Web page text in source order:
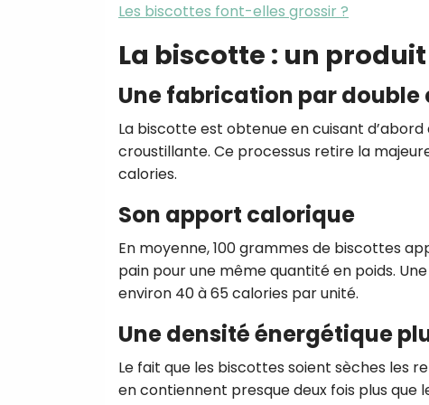
Les biscottes font-elles grossir ?
La biscotte : un
Une fabrication par double
La biscotte est obtenue en cuisant
croustillante. Ce processus retire la
calories.
Son apport calorique
En moyenne, 100 grammes de biscottes
pain pour une même quantité en poids.
environ 40 à 65 calories par unité.
Une densité énergétique
Le fait que les biscottes soient sèches les
en contiennent presque deux fois plus que